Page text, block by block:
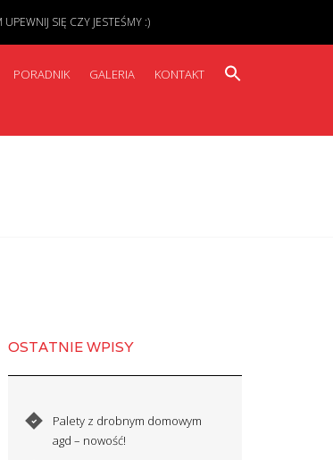
PORADNIK GALERIA KONTAKT
OSTATNIE WPISY
Palety z drobnym domowym
agd – nowość!
SIĘ CZY JESTEŚMY :)